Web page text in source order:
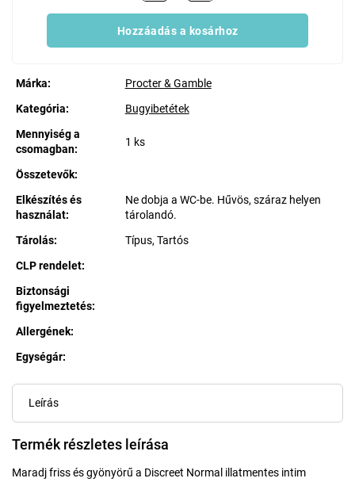
Hozzáadás a kosárhoz
Kategória:
Bugyibetétek
Mennyiség a
csomagban:
1 ks
Összetevők:
Elkészítés és
használat:
Ne dobja a WC-be. Hűvös, száraz helyen
tárolandó.
Tárolás:
Típus, Tartós
CLP rendelet:
Biztonsági
figyelmeztetés:
Allergének:
Márka: Procter & Gamble
Egységár:
Leírás
Termék részletes leírása
Maradj friss és gyönyörű a Discreet Normal illatmentes intim